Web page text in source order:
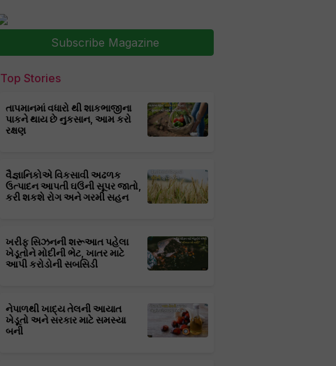
Subscribe Magazine
Top Stories
તાપમાનમાં વધારો થી શાકભાજીના
પાકને થાય છે નુકસાન, આમ કરો
રક્ષણ
વૈજ્ઞાનિકોએ વિકસાવી અઢળક
ઉત્પાદન આપતી ઘઉંની સૂપર જાતો,
કરી શકશે રોગ અને ગરમી સહન
ખરીફ સિઝનની શરૂઆત પહેલા
ખેડૂતોને મોદીની ભેટ, ખાતર માટે
આપી કરોડોની સબસિડી
નેપાળથી ખાદ્ય તેલની આયાત
ખેડૂતો અને સરકાર માટે સમસ્યા
બની